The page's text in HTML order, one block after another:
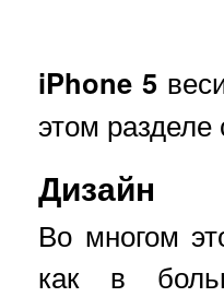
iPhone 5
этом
Дизайн
Во многом
как в